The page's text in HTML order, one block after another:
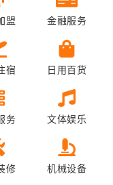
盟 金融服务
宿 日用百货
务 文体娱乐
修 机械设备